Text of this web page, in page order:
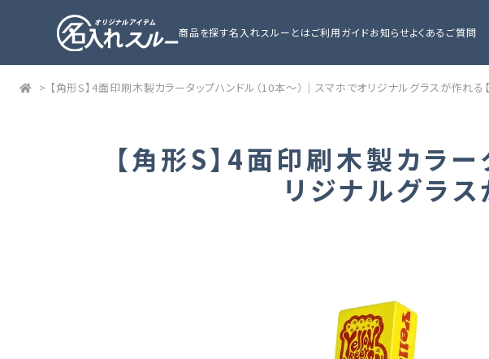
商品を探す名入れスルーとはご利用ガイドお知らせよくあるご質問
> 【角形S】4面印刷木製カラータップハンドル（10本～）｜スマホでオリジナルグラスが作れる
【角形S】4面印刷木製カラ
リジナルグラス